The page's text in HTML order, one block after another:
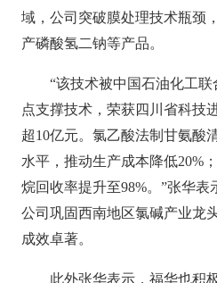
域，公司突破膜处理技术瓶颈
产磷酸氢二钠等产品。
“该技术被中国石油化工
点支撑技术，荣获四川省科技
超10亿元。氯乙酸法制甘氨酸
水平，推动生产成本降低20%
烷回收率提升至98%。”张华
公司巩固西南地区氯碱产业龙
成效卓著。
此外张华表示，福华也积